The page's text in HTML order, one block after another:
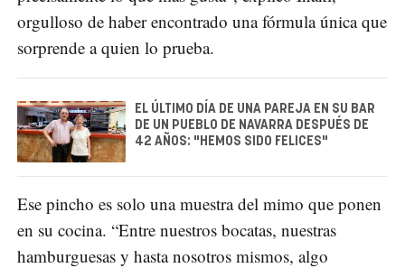
orgulloso de haber encontrado una fórmula única que
sorprende a quien lo prueba.
EL ÚLTIMO DÍA DE UNA PAREJA EN SU BAR
DE UN PUEBLO DE NAVARRA DESPUÉS DE
42 AÑOS: "HEMOS SIDO FELICES"
Ese pincho es solo una muestra del mimo que ponen
en su cocina. “Entre nuestros bocatas, nuestras
hamburguesas y hasta nosotros mismos, algo